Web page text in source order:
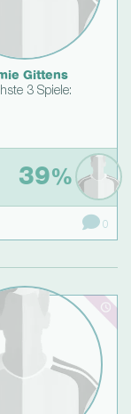
Gittens
3 Spiele:
39%
0